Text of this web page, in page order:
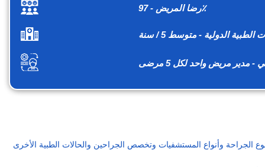
رضا المريض - 97٪
الطبية الدولية - متوسط 5 / سنة
مريض واحد لكل 5 مرضى
الجراحة وأنواع المستشفيات وتخصص الجراحين والحالات الطبية الأخرى